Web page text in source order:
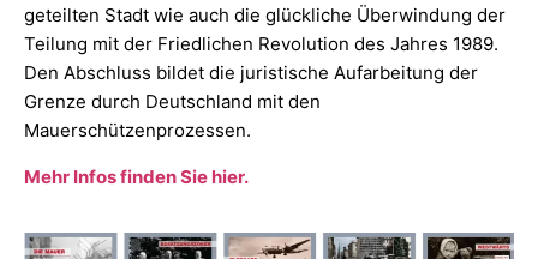
geteilten Stadt wie auch die glückliche Überwindung der
Teilung mit der Friedlichen Revolution des Jahres 1989.
Den Abschluss bildet die juristische Aufarbeitung der
Grenze durch Deutschland mit den
Mauerschützenprozessen.
Mehr Infos finden Sie hier.